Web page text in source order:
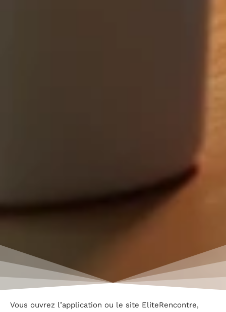
Vous ouvrez l’application ou le site EliteRencontre,